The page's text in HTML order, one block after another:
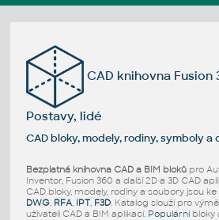
CAD knihovna Fusion
Postavy, lidé
CAD bloky, modely, rodiny, symboly a
Bezplatná knihovna CAD a BIM blokůpro
Inventor, Fusion 360 a další 2D a 3D CAD
CAD bloky, modely, rodiny a soubory jsou
DWG, RFA, IPT, F3D. Katalog slouží pro
uživateli CAD a BIM aplikací. Populárníbloky